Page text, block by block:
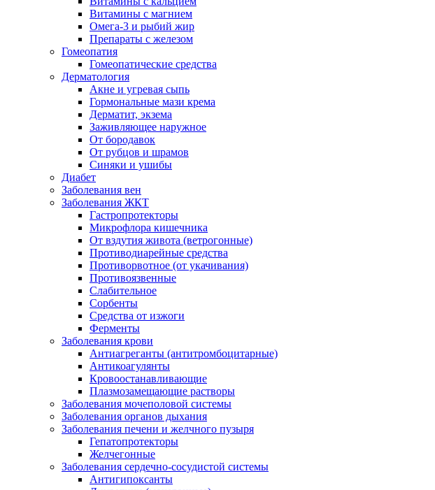
Витамины с магнием
Омега-3 и рыбий жир
Препараты с железом
Гомеопатия
Гомеопатические средства
Дерматология
Акне и угревая сыпь
Гормональные мази крема
Дерматит, экзема
Заживляющее наружное
От бородавок
От рубцов и шрамов
Синяки и ушибы
Диабет
Заболевания вен
Заболевания ЖКТ
Гастропротекторы
Микрофлора кишечника
От вздутия живота (ветрогонные)
Противодиарейные средства
Противорвотное (от укачивания)
Противоязвенные
Слабительное
Сорбенты
Средства от изжоги
Ферменты
Заболевания крови
Антиагреганты (антитромбоцитарные)
Антикоагулянты
Кровоостанавливающие
Плазмозамещающие растворы
Заболевания мочеполовой системы
Заболевания органов дыхания
Заболевания печени и желчного пузыря
Гепатопротекторы
Желчегонные
Заболевания сердечно-сосудистой системы
Антигипоксанты